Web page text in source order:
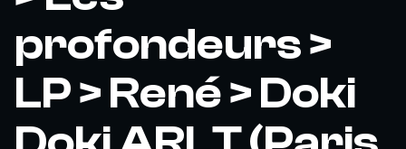
profondeurs >
LP > René > Doki